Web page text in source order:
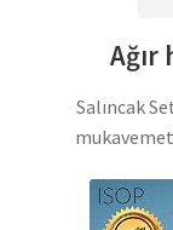
Salıncak